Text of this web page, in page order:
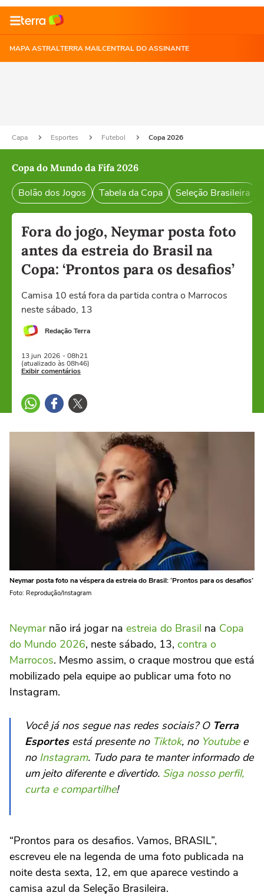
MAPA ASTRALTERRA MAILCENTRAL DO ASSINANTE
Capa Esportes Futebol Copa 2026
Copa do Mundo da Fifa 2026
Bolão dos Jogos Tabela da Copa Seleção Brasileira
Fora do jogo, Neymar posta foto
antes da estreia do Brasil na
Copa: ‘Prontos para os desafios’
Camisa 10 está fora da partida contra o Marrocos
neste sábado, 13
Redação Terra
13 jun 2026 - 08h21
(atualizado às 08h46)
Exibir comentários
Neymar posta foto na véspera da estreia do Brasil: ‘Prontos para os desafios’
Foto: Reprodução/Instagram
Neymarnão irá jogar na estreia do Brasil na Copa
do Mundo 2026, neste sábado, 13, contra o
Marrocos. Mesmo assim, o craque mostrou que está
mobilizado pela equipe ao publicar uma foto no
Instagram.
Você já nos segue nas redes sociais? O Terra
Esportesestá presente no Tiktok, no Youtubee
no Instagram. Tudo para te manter informado de
um jeito diferente e divertido. Siga nosso perfil,
curta e compartilhe!
“Prontos para os desafios. Vamos, BRASIL”,
escreveu ele na legenda de uma foto publicada na
noite desta sexta, 12, em que aparece vestindo a
camisa azul da Seleção Brasileira.